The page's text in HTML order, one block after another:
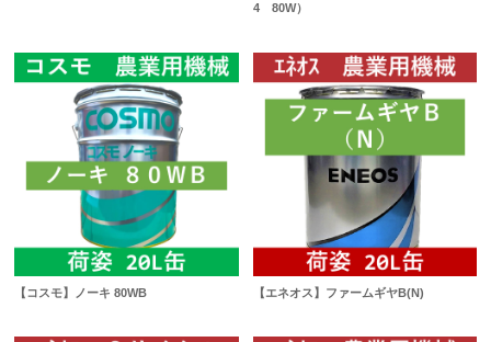
4 80W）
【コスモ】ノーキ 80WB 【エネオス】ファームギヤB(N)